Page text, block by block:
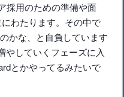
採用のための準備や面
わたります。その中で
かな、と自負しています
やしていくフェーズに入
とかやってるみたいで